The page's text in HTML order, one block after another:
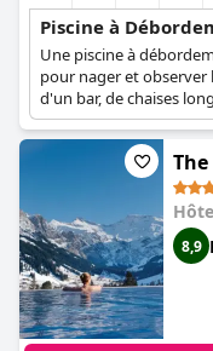
Piscine à
Une piscine à
pour nager et observer
d'un bar, de chaises
extérieure. Les eaux
saisissant avec
Détendez-vous
admirez la vue
plus populaires
8,9